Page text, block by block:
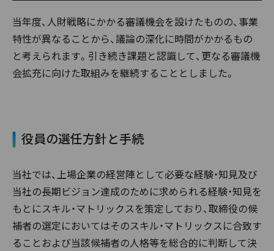
当年度、人財戦略にかかる審議機会を設けたものの、事業
特性が異なることから、議論の深化に時間がかかるもの
と考えられます。引き続き課題と認識して、更なる審議機
会拡充に向けた取組みを継続することとしました。
役員の選任方針と手続
当社では、上場企業の経営陣として必要な経験・知見及び
当社の長期ビジョン達成のために求められる経験・知見を
もとにスキル・マトリックスを策定しており、取締役の候
補者の選定においてはそのスキル・マトリックスに合致す
ることおよび当該候補者の人格等を総合的に判断して決